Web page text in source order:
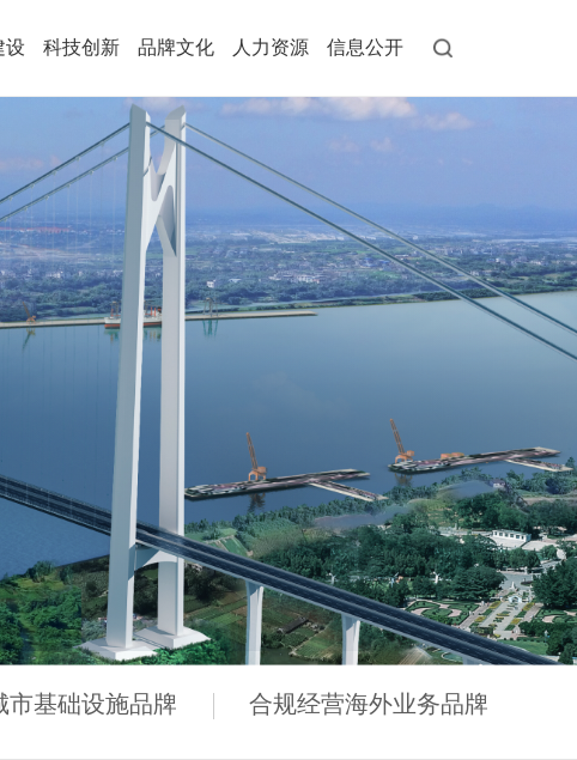
· 组织机构
展厅
聚焦 · 国资动态 · 专题专栏
· 综合一体化投资服务品牌
· 智慧城市基础设施品牌
牌
设
· 纪检工作
团工作
科技创新 品牌文化
视觉识别系统 · 员工行为规范
文化故事 · 社会责任
人力资源
培训 · 公示
信息公开
问题举报邮箱 · 其他事项
市基础设施品牌 合规经营海外业务品牌